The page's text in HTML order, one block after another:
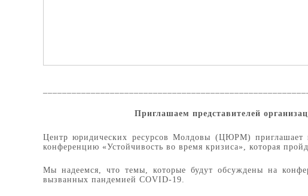
Приглашаем представителей
Центр юридических ресурсов Молдовы (ЦЮРМ) приглашает
конференцию «Устойчивость во время кризиса», которая
Мы надеемся, что темы, которые будут обсуждены на
вызванных пандемией COVID-19.